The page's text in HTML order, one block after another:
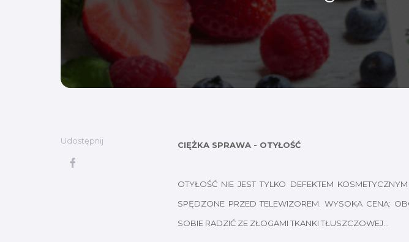
Udostępnij CIĘŻKA SPRAWA - OTYŁOŚĆ
OTYŁOŚĆ NIE JEST TYLKO DEFEKTEM
SPĘDZONE PRZED TELEWIZOREM. WYSOKA CENA:
SOBIE RADZIĆ ZE ZŁOGAMI TKANKI TŁUSZCZOWEJ...